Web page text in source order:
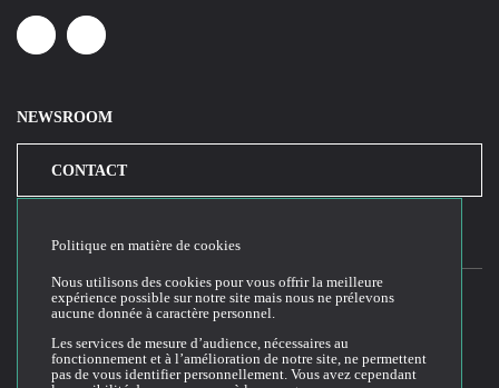
LinkedinYoutube
NEWSROOM
CONTACT
Conditions générales d'utilisation du site web
Politique en matière de cookies
Nous utilisons des cookies pour vous offrir la meilleure
expérience possible sur notre site mais nous ne prélevons
aucune donnée à caractère personnel.
Les services de mesure d’audience, nécessaires au
fonctionnement et à l’amélioration de notre site, ne permettent
pas de vous identifier personnellement. Vous avez cependant